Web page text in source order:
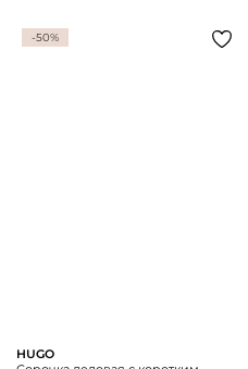
-50%
HUGO